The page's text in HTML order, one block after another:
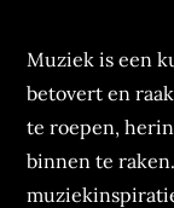
Muziek is een
betovert en
te roepen,
binnen te